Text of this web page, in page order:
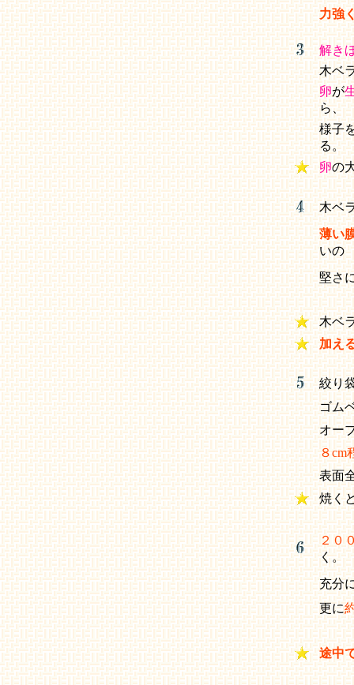
力強
解き
木ベ
卵が
ら、
様子
る。
卵の
木ベ
薄い
いの
堅さ
木ベ
加え
絞り
ゴム
オー
８cm
表面
焼く
２０
く。
充分
更に
途中